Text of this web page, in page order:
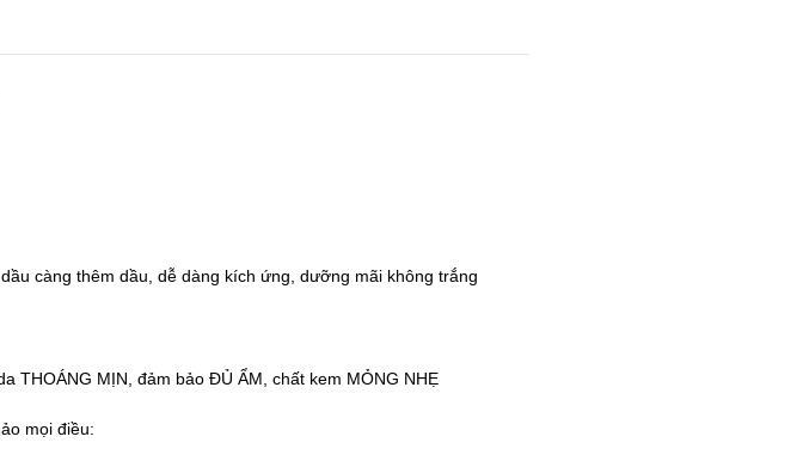
càng thêm dầu, dễ dàng kích ứng, dưỡng mãi không trắng
THOÁNG MỊN, đảm bảo ĐỦ ẨM, chất kem MỎNG NHẸ
mọi điều: